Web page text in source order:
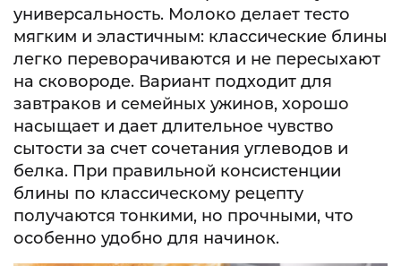
универсальность. Молоко делает тесто
мягким и эластичным: классические блины
легко переворачиваются и не пересыхают
на сковороде. Вариант подходит для
завтраков и семейных ужинов, хорошо
насыщает и дает длительное чувство
сытости за счет сочетания углеводов и
белка. При правильной консистенции
блины по классическому рецепту
получаются тонкими, но прочными, что
особенно удобно для начинок.